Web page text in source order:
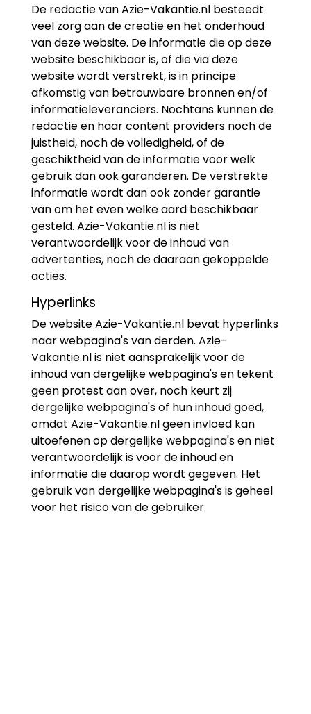
De redactie van Azie-Vakantie.nl besteedt
veel zorg aan de creatie en het onderhoud
van deze website. De informatie die op deze
website beschikbaar is, of die via deze
website wordt verstrekt, is in principe
afkomstig van betrouwbare bronnen en/of
informatieleveranciers. Nochtans kunnen de
redactie en haar content providers noch de
juistheid, noch de volledigheid, of de
geschiktheid van de informatie voor welk
gebruik dan ook garanderen. De verstrekte
informatie wordt dan ook zonder garantie
van om het even welke aard beschikbaar
gesteld. Azie-Vakantie.nl is niet
verantwoordelijk voor de inhoud van
advertenties, noch de daaraan gekoppelde
acties.
Hyperlinks
De website Azie-Vakantie.nl bevat hyperlinks
naar webpagina's van derden. Azie-
Vakantie.nl is niet aansprakelijk voor de
inhoud van dergelijke webpagina's en tekent
geen protest aan over, noch keurt zij
dergelijke webpagina's of hun inhoud goed,
omdat Azie-Vakantie.nl geen invloed kan
uitoefenen op dergelijke webpagina's en niet
verantwoordelijk is voor de inhoud en
informatie die daarop wordt gegeven. Het
gebruik van dergelijke webpagina's is geheel
voor het risico van de gebruiker.